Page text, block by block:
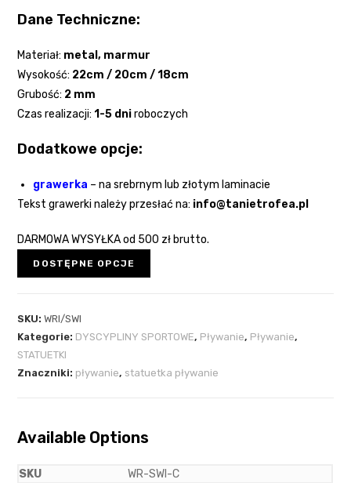
Dane Techniczne:
Materiał: metal, marmur
Wysokość: 22cm / 20cm / 18cm
Grubość: 2 mm
Czas realizacji:1-5 dniroboczych
Dodatkowe opcje:
grawerka – na srebrnym lub złotym laminacie
Tekst grawerki należy przesłać na: info@tanietrofea.pl
DARMOWA WYSYŁKAod 500 zł brutto.
DOSTĘPNE OPCJE
SKU:WRI/SWI
Kategorie: DYSCYPLINY SPORTOWE, Pływanie, Pływanie,
STATUETKI
Znaczniki: pływanie, statuetka pływanie
Available Options
WR-SWI-C